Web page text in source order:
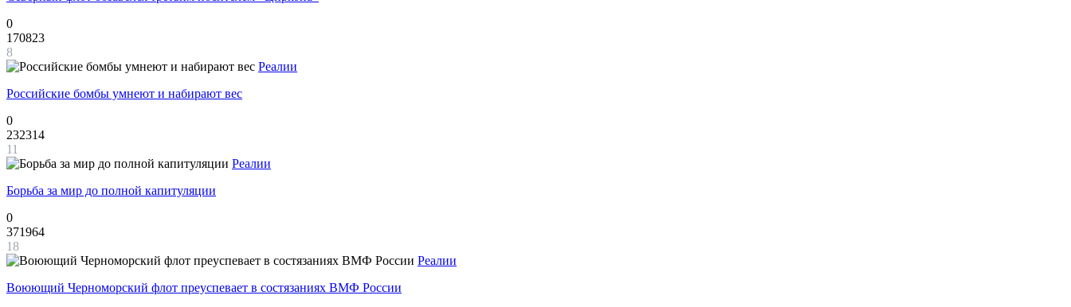
0
170823
8
Реалии
Российские бомбы умнеют и набирают вес
0
232314
11
Реалии
Борьба за мир до полной капитуляции
0
371964
18
Реалии
Воюющий Черноморский флот преуспевает в состязаниях ВМФ России